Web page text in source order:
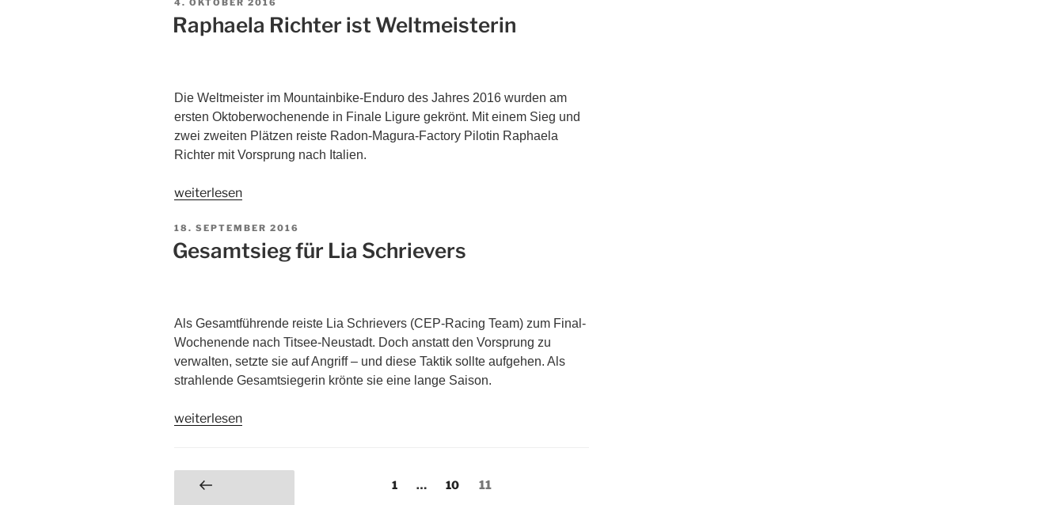
4. OKTOBER 2016
Raphaela Richter ist Weltmeisterin
Die Weltmeister im Mountainbike-Enduro des Jahres 2016 wurden am
ersten Oktoberwochenende in Finale Ligure gekrönt. Mit einem Sieg und
zwei zweiten Plätzen reiste Radon-Magura-Factory Pilotin Raphaela
Richter mit Vorsprung nach Italien.
weiterlesen
18. SEPTEMBER 2016
Gesamtsieg für Lia Schrievers
Als Gesamtführende reiste Lia Schrievers (CEP-Racing Team) zum Final-
Wochenende nach Titsee-Neustadt. Doch anstatt den Vorsprung zu
verwalten, setzte sie auf Angriff – und diese Taktik sollte aufgehen. Als
strahlende Gesamtsiegerin krönte sie eine lange Saison.
weiterlesen
1 … 10 11